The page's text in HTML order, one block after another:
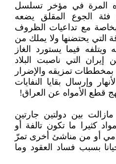
المرة في مؤخر تسلسل
الجوع المقلق يضعه
مع تداعيات الظروف
التي يحتضنها ولا يملك من
فيما يستورد الغاز
إيران التي ناصبت البلاد
بمخططات تمزيقه والإضرار
وإرسال بقايا النفايات
نهج قطع الأمواه عن العراق!
بين دولتين جارتين
كثيرا ما تكون تالفة أو
أو من مناشئ أخرى تمرّ
بسبب فساد العقود وما